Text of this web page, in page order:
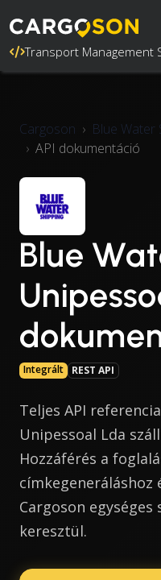
Transport Management
Cargoson
Blue Water
API dokumentáció
Blue
Integrált REST API
Teljes API
Unipessoal Lda
Hozzáférés a
címkegeneráláshoz
Cargoson egységes
keresztül.